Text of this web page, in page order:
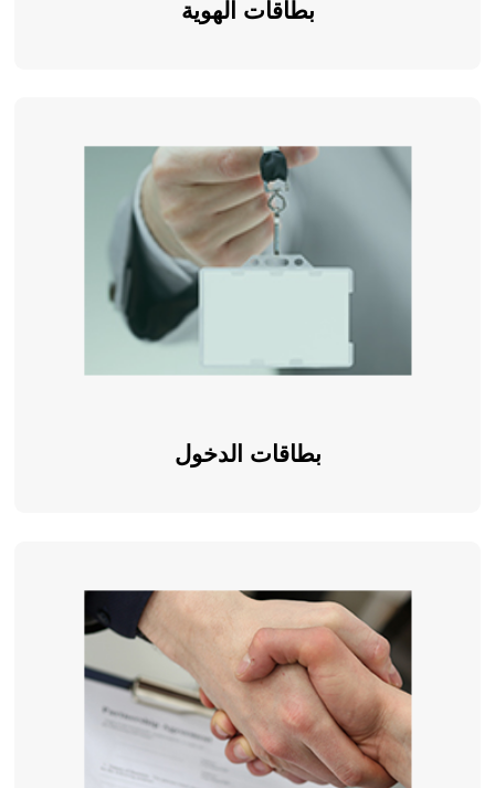
بطاقات الهوية
بطاقات الدخول